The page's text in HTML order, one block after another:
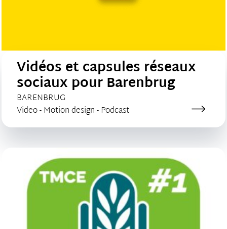
Vidéos et capsules réseaux
sociaux pour Barenbrug
CLIENT :
BARENBRUG
Catégorie de création :
Video - Motion design - Podcast